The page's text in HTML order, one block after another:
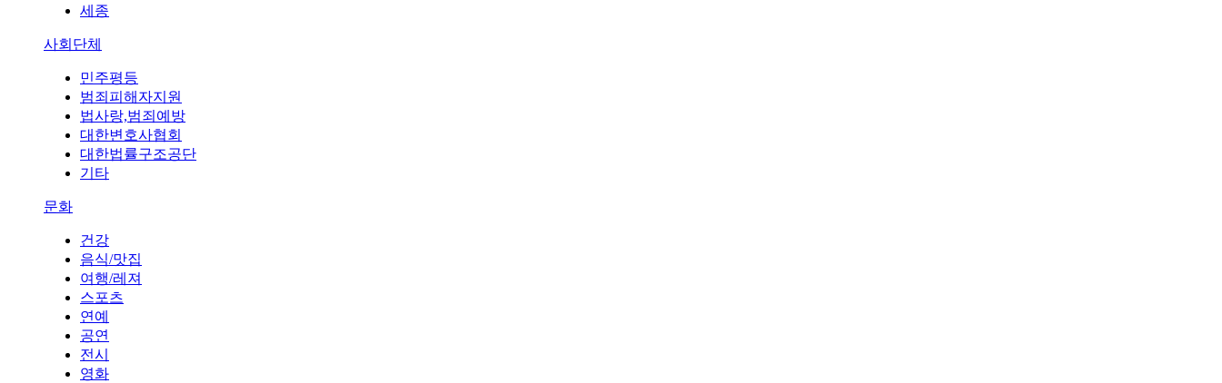
세종
사회단체
민주평등
범죄피해자지원
법사랑,범죄예방
대한변호사협회
대한법률구조공단
기타
문화
건강
음식/맛집
여행/레져
스포츠
연예
공연
전시
영화